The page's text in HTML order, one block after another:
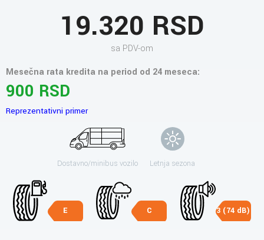
19.320 RSD
sa PDV-om
Mesečna rata kredita na period od 24 meseca:
900 RSD
Reprezentativni primer
Dostavno/minibus vozilo Letnja sezona
E C 3 (74 dB)